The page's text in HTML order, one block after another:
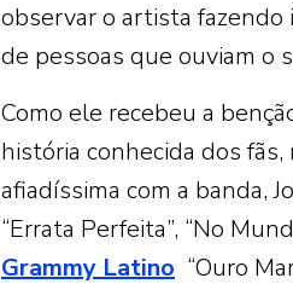
observar o artista
de pessoas que ouviam o
Como ele recebeu a
história conhecida dos
afiadíssima com a banda,
“Errata Perfeita”, “No
Grammy Latino “Ouro